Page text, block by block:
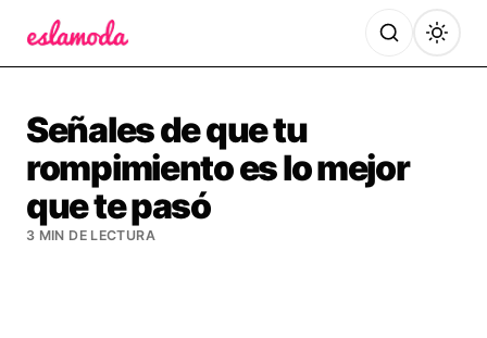
Señales de que tu
rompimiento es lo mejor
que te pasó
3 MIN DE LECTURA